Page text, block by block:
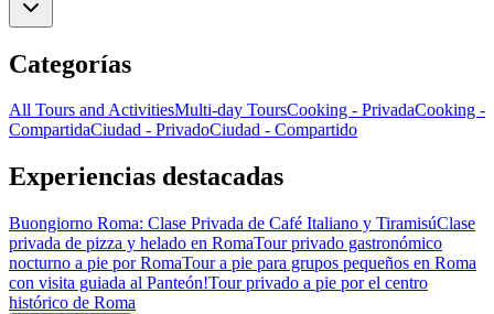
Categorías
All Tours and ActivitiesMulti-day ToursCooking - PrivadaCooking -
CompartidaCiudad - PrivadoCiudad - Compartido
Experiencias destacadas
Buongiorno Roma: Clase Privada de Café Italiano y TiramisúClase
privada de pizza y helado en RomaTour privado gastronómico
nocturno a pie por RomaTour a pie para grupos pequeños en Roma
con visita guiada al Panteón!Tour privado a pie por el centro
histórico de Roma